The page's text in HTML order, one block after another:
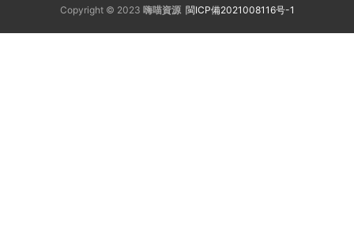
Copyright © 2023 嗨喵資源 閩ICP備2021008116号-1